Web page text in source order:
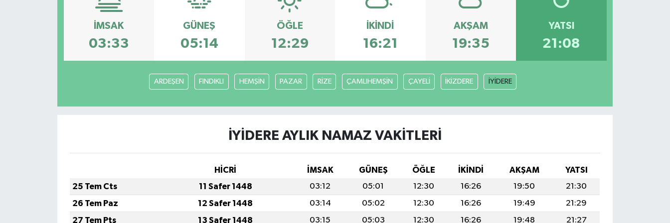
İMSAK
03:33
GÜNEŞ
05:14
ÖĞLE
12:29
İKINDI
16:21
AKŞAM
19:35
YATSI
21:08
ARDEŞEN FINDIKLI HEMŞİN PAZAR RİZE ÇAMLIHEMŞİN ÇAYELİ İKİZDERE İYİDERE
İYİDERE AYLIK NAMAZ VAKITLERI
HİCRİ İMSAK GÜNEŞ ÖĞLE İKINDI AKŞAM
YATSI
25 Tem Cts
11 Safer 1448 03:12 05:01 12:30 16:26 19:50
21:30
26 Tem Paz
12 Safer 1448 03:14 05:02 12:30 16:26 19:49
21:29
27 Tem Pts
13 Safer 1448 03:15 05:03 12:30 16:26 19:48 21:27
Yerel Yönetimler